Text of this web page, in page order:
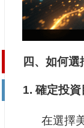
四、如何
1. 確定投資
在選擇